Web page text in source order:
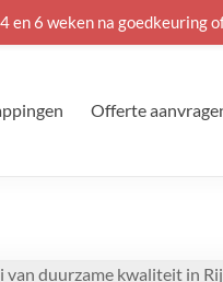
Offerte
duurzame kwaliteit in
en 6 weken na goedkeuring